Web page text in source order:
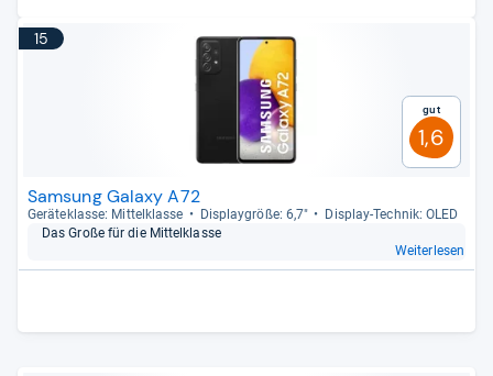
15
Gut
1,6
Samsung Galaxy A72
Gerä­te­klasse: Mit­tel­klasse Dis­play­größe: 6,7"
Dis­play-​Tech­nik: OLED
Das Große für die Mit­tel­klasse
Weiterlesen